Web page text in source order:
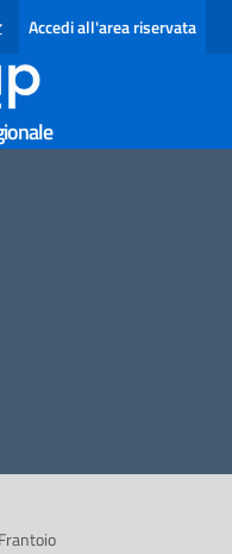
LINGUA: LINGUA SELEZIONATA
Accedi all'area riservata
Frantoio